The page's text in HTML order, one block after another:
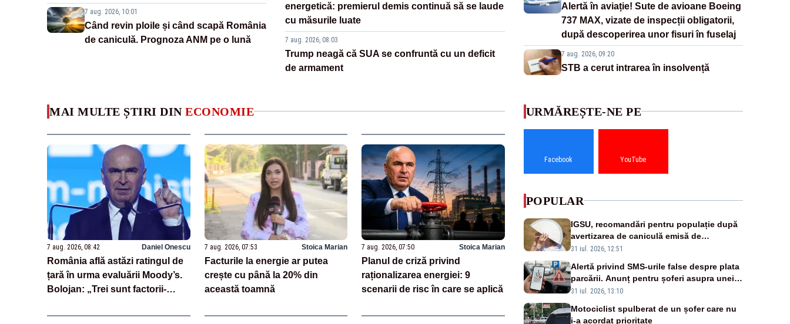
7 aug. 2026, 10:01
Când revin ploile și când scapă România
de caniculă. Prognoza ANM pe o lună
energetică: premierul demis continuă să se laude
cu măsurile luate
7 aug. 2026, 08:03
Trump neagă că SUA se confruntă cu un deficit
de armament
Alertă în aviație! Sute de avioane Boeing
737 MAX, vizate de inspecții obligatorii,
după descoperirea unor fisuri în fuselaj
7 aug. 2026, 09:20
STB a cerut intrarea în insolvență
MAI MULTE ȘTIRI DIN ECONOMIE
7 aug. 2026, 08:42 Daniel Onescu
România află astăzi ratingul de
țară în urma evaluării Moody’s.
Bolojan: „Trei sunt factorii-
evaluări”
7 aug. 2026, 07:53 Stoica Marian
Facturile la energie ar putea
crește cu până la 20% din
această toamnă
7 aug. 2026, 07:50 Stoica Marian
Planul de criză privind
raționalizarea energiei: 9
scenarii de risc în care se aplică
URMĂREȘTE-NE PE
Facebook YouTube
POPULAR
IGSU, recomandări pentru populație după
avertizarea de caniculă emisă de
meteorologi
31 iul. 2026, 12:51
Alertă privind SMS-urile false despre plata
parcării. Anunț pentru șoferi asupra unei
noi metode de fraudă online
31 iul. 2026, 13:10
Motociclist spulberat de un șofer care nu
i-a acordat prioritate